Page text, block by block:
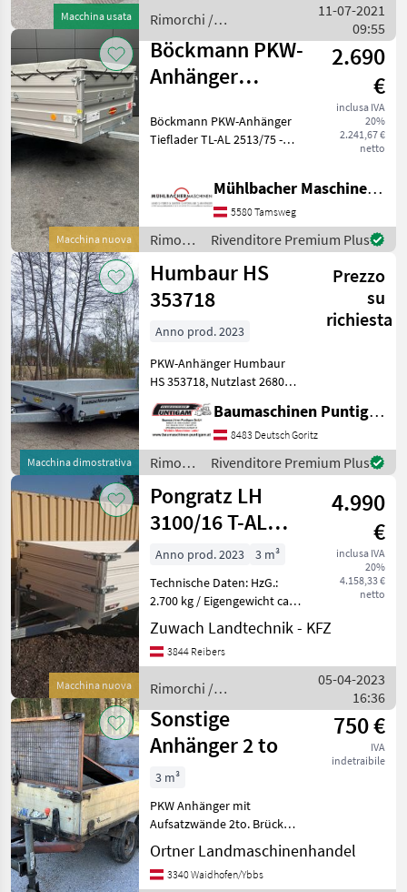
Böckmann
81
TPV
45
Eduard
35
Mostra
tutti
42
MARKETPLACE
Marketplace
Offerte dei
rivenditori
Annunci
Macchina usata
*** Absenkb
Rimorchi /
Sonstige
11-07-2021
09:55
Macchina nuova
Böckmann PKW-
Anhänger
2513/75
2.690
€
inclusa IVA
20%
2.241,67 €
netto
Böckmann PKW-Anhänger
Tieflader TL-AL 2513/75 -
integrierter
Ladungssicherung - stabiler
Siebdruckboden - 4
Zurrösen
Mühlbacher Maschinen GmbH
5580 Tamsweg
Rimorchi
/
Böckmann
Rivenditore Premium Plus
Macchina dimostrativa
Humbaur HS
353718
Prezzo
su
richiesta
Anno prod. 2023
PKW-Anhänger Humbaur
HS 353718, Nutzlast 2680
Gesamtgewicht 3500 kg,
Ladefläche LxBxH 3750 x
1850 x 270 mm,
Gesamtmaße LxBxH 5730 x
2453 x 2020 mm, Re
Baumaschinen Puntigam GmbH
8483 Deutsch Goritz
Rimorchi
/
Humbaur
Rivenditore Premium Plus
Macchina nuova
Pongratz LH
3100/16 T-AL
HzG 2700 kg
4.990
€
inclusa IVA
20%
4.158,33 €
netto
Anno prod. 2023
3 m³
Technische Daten: HzG.:
2.700 kg / Eigengewicht ca.
461 kg (ohne Zubehör)
Nutzlast ca. 2.239 kg
Ladefläche 3.108 x 1.606 x
Zuwach Landtechnik - KFZ
3844 Reibers
Rimorchi /
Pongratz
05-04-2023
16:36
Sonstige
Anhänger 2 to
750 €
IVA
indetraibile
3 m³
PKW Anhänger mit
Aufsatzwände 2to. Brücke
2, 50 x 1, 50 x 0, 90m,
Reserverad, kein Pickerl,
näheres tel. Rimorchi
Ortner Landmaschinenhandel
3340 Waidhofen/Ybbs